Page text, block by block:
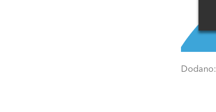
Dodano: